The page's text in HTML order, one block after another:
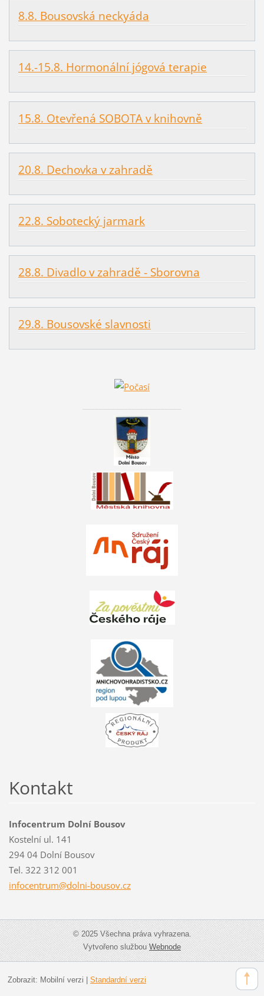
8.8. Bousovská neckyáda
14.-15.8. Hormonální jógová terapie
15.8. Otevřená SOBOTA v knihovně
20.8. Dechovka v zahradě
22.8. Sobotecký jarmark
28.8. Divadlo v zahradě - Sborovna
29.8. Bousovské slavnosti
Kontakt
Infocentrum Dolní Bousov
Kostelní ul. 141
294 04 Dolní Bousov
Tel. 322 312 001
infocentrum@dolni-bousov.cz
© 2025 Všechna práva vyhrazena.
Vytvořeno službouWebnode
Zobrazit: Mobilní verzi | Standardní verzi